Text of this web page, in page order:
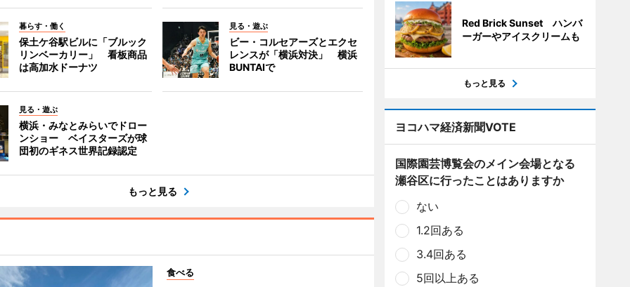
暮らす・働く
保土ケ谷駅ビルに「ブルック
リンベーカリー」 看板商品
は高加水ドーナツ
見る・遊ぶ
ビー・コルセアーズとエクセ
レンスが「横浜対決」 横浜
BUNTAIで
見る・遊ぶ
横浜・みなとみらいでドロー
ンショー ベイスターズが球
団初のギネス世界記録認定
もっと見る
食べる
Red Brick Sunset ハンバ
ーガーやアイスクリームも
もっと見る
ヨコハマ経済新聞VOTE
国際園芸博覧会のメイン会場となる
瀬谷区に行ったことはありますか
ない
1.2回ある
3.4回ある
5回以上ある